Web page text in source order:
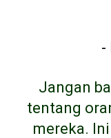
-
Jangan
tentang
mereka.